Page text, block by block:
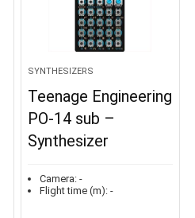
SYNTHESIZERS
Teenage Engineering
PO-14 sub –
Synthesizer
Camera: -
Flight time (m): -